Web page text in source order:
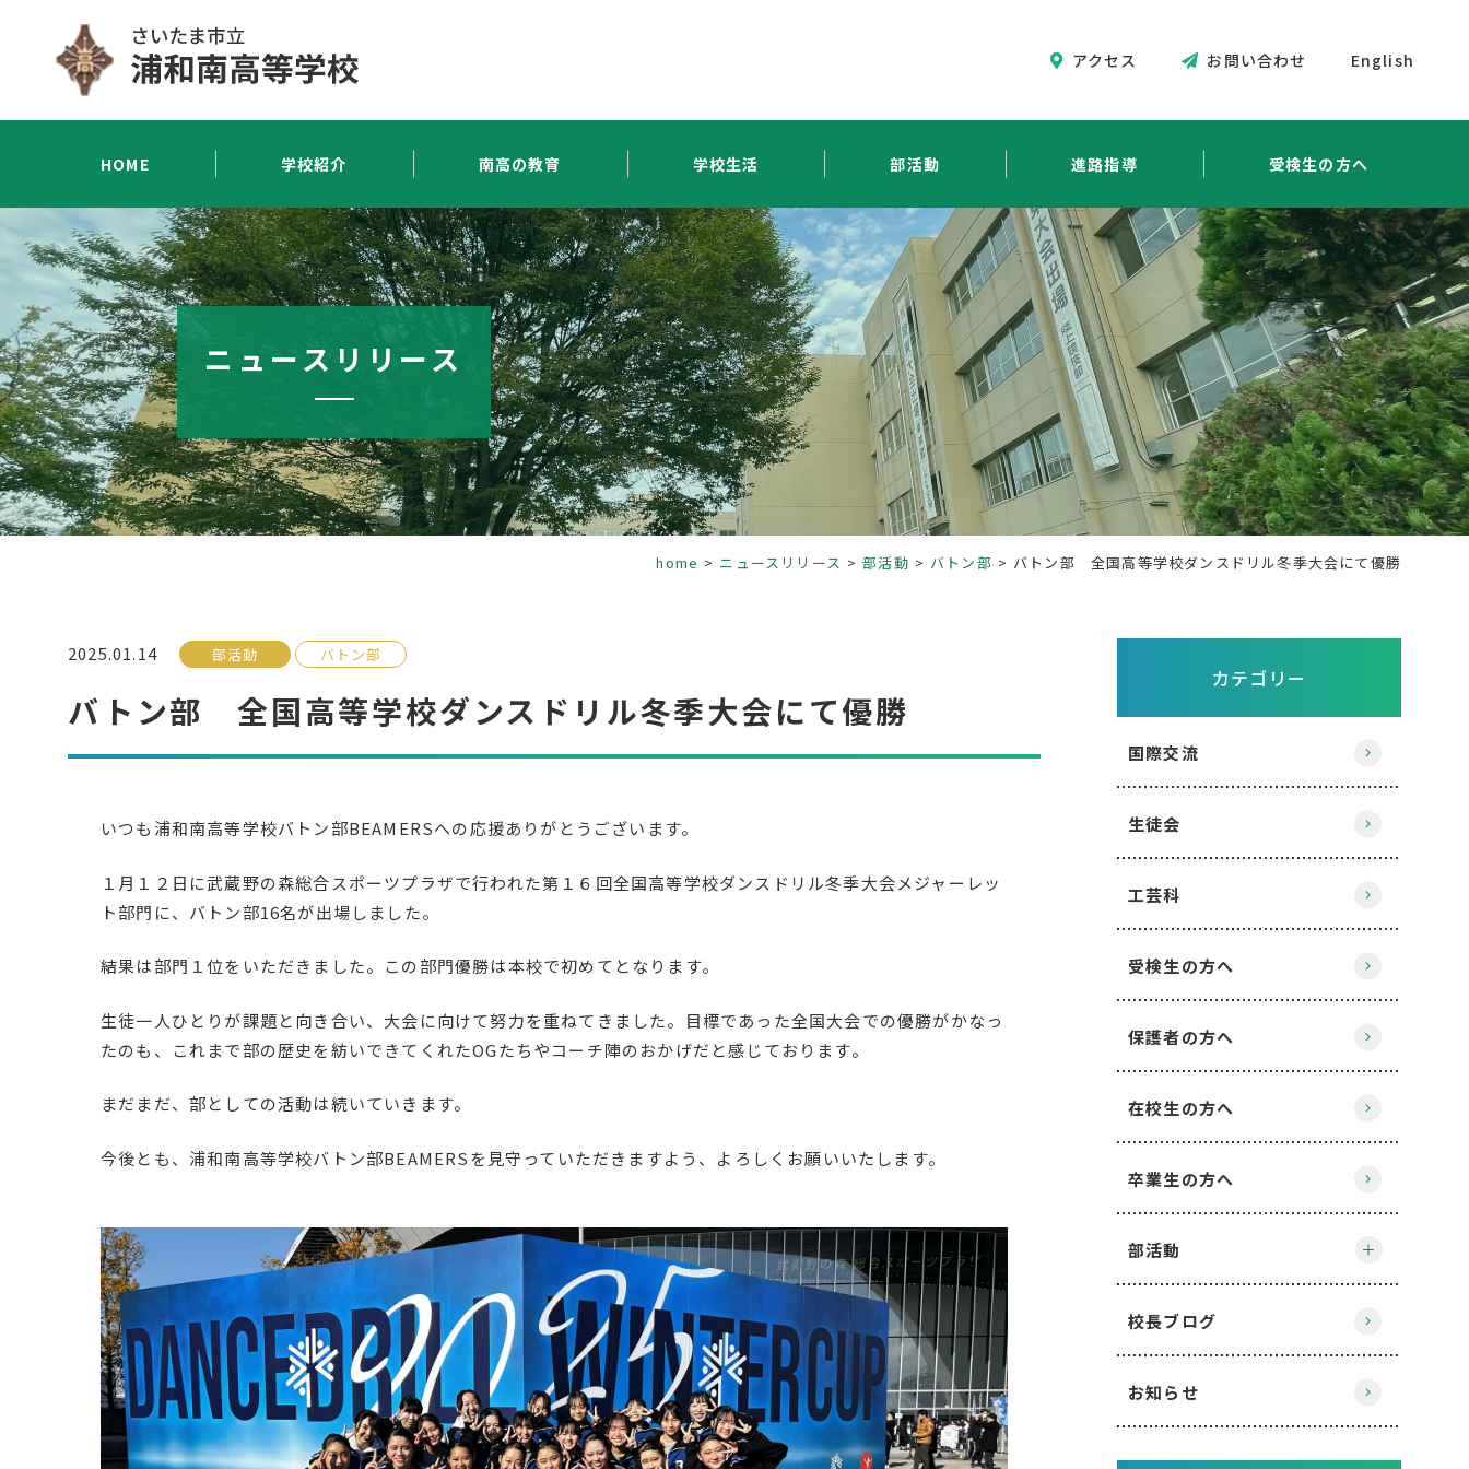
HOME 学校紹介 南高の教育 学校生活 部活動 進路指導 受検生の方へ
アクセス お問い合わせ English
ニュースリリース
home ニュースリリース 部活動 バトン部 バトン部 全国高等学校ダンスドリル冬季大会にて優勝
2025.01.14 部活動 バトン部
バトン部 全国高等学校ダンスドリル冬季大会にて優勝
いつも浦和南高等学校バトン部BEAMERSへの応援ありがとうございます。
１月１２日に武蔵野の森総合スポーツプラザで行われた第１６回全国高等学校ダンスドリル冬季大会メジャーレッ
ト部門に、バトン部16名が出場しました。
結果は部門１位をいただきました。この部門優勝は本校で初めてとなります。
生徒一人ひとりが課題と向き合い、大会に向けて努力を重ねてきました。目標であった全国大会での優勝がかなっ
たのも、これまで部の歴史を紡いできてくれたOGたちやコーチ陣のおかげだと感じております。
まだまだ、部としての活動は続いていきます。
今後とも、浦和南高等学校バトン部BEAMERSを見守っていただきますよう、よろしくお願いいたします。
カテゴリー
国際交流
生徒会
工芸科
受検生の方へ
保護者の方へ
在校生の方へ
卒業生の方へ
部活動
校長ブログ
お知らせ